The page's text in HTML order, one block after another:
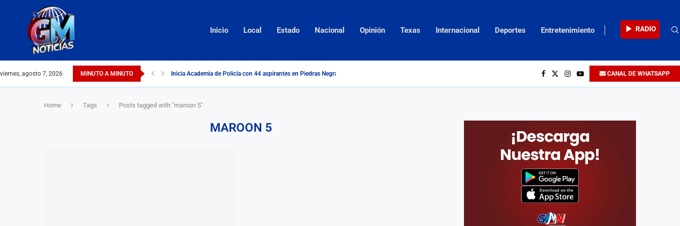
Inicio Local Estado Nacional Opinión Texas Internacional Deportes Entretenimiento RADIO
viernes, agosto 7, 2026 MINUTO A MINUTO Inicia Academia de Policía con 44 aspirantes en Piedras Negras CANAL DE WHATSAPP
Home Tags Posts tagged with "maroon 5"
MAROON 5